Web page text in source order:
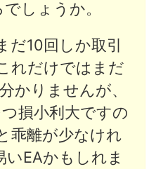
しょうか。
だ10回しか取引
れだけではまだ
かりませんが、
損小利大ですの
乖離が少なけれ
いEAかもしれま